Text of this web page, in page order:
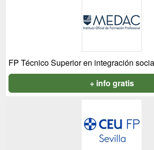
FP Técnico Superior en integración
+ info gratis